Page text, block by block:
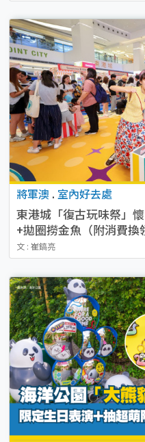
將軍澳 . 室內好去處
東港城「復古玩味祭」
+拋圈撈金魚（附消費換
文 : 崔鎬亮